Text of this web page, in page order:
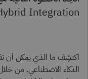
Integration​
الذكاء الاصطناعي. من